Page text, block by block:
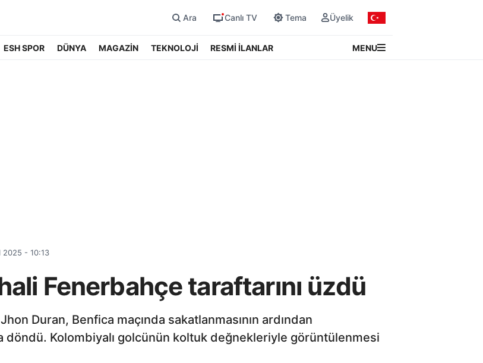
Ara Canlı TV Tema Üyelik
ESH SPOR DÜNYA MAGAZİN TEKNOLOJİ RESMİ İLANLAR MENU
2025 - 10:13
Fenerbahçe taraftarını üzdü
Duran, Benfica maçında sakatlanmasının ardından
Kolombiyalı golcünün koltuk değnekleriyle görüntülenmesi